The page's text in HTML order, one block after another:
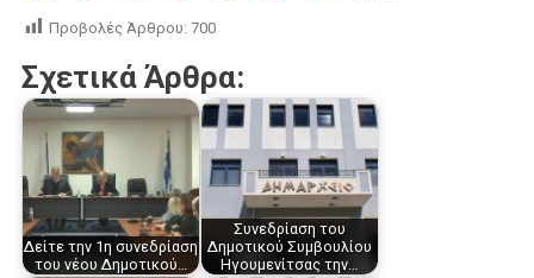
Προβολές Άρθρου: 700
Σχετικά Άρθρα:
Δείτε την 1η συνεδρίαση
του νέου Δημοτικού…
Συνεδρίαση του
Δημοτικού Συμβουλίου
Ηγουμενίτσας την…